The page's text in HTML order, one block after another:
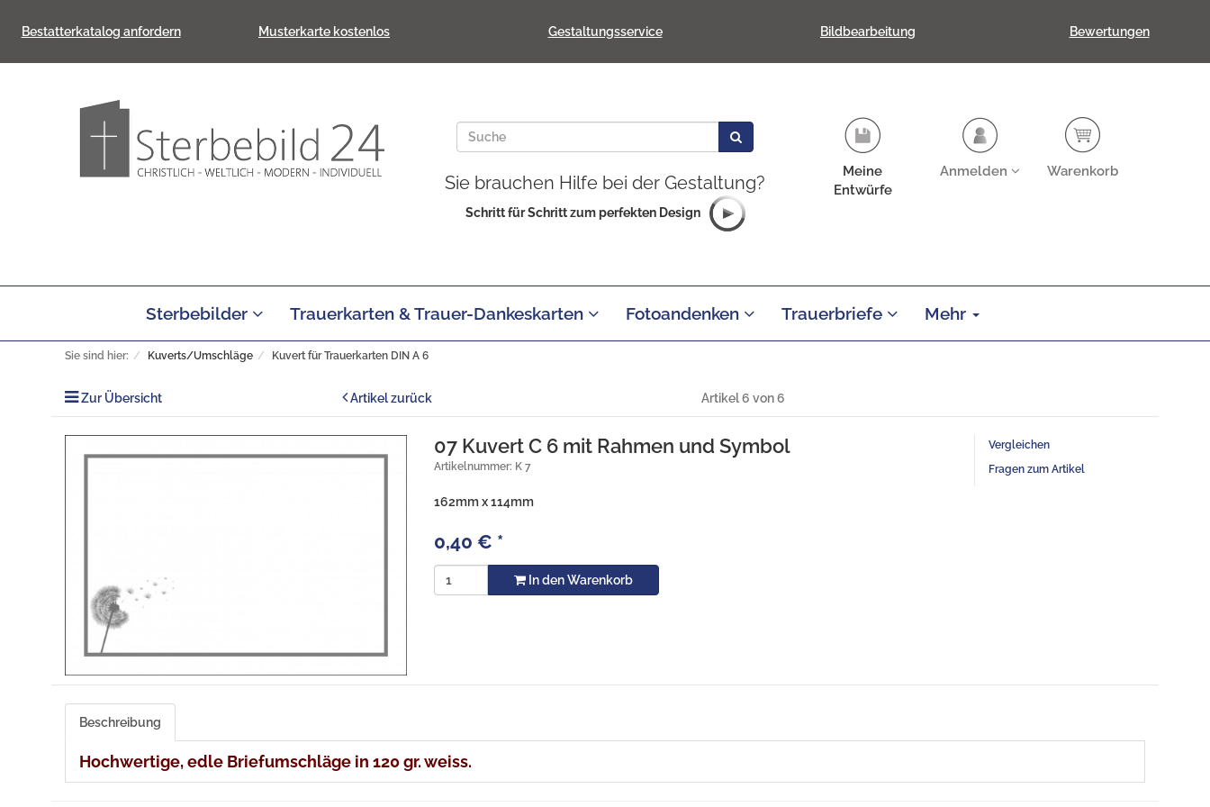
Bestatterkatalog anfordern Musterkarte kostenlos Gestaltungsservice Bildbearbeitung Bewertungen
Sie brauchen Hilfe bei der Gestaltung?
Schritt für Schritt zum perfekten Design
Meine
Entwürfe
Anmelden Warenkorb
Sterbebilder Trauerkarten & Trauer-Dankeskarten Fotoandenken Trauerbriefe Mehr
Sie sind hier: Kuverts/Umschläge Kuvert für Trauerkarten DIN A 6
Zur Übersicht Artikel zurück Artikel 6 von 6
07 Kuvert C 6 mit Rahmen und Symbol
Artikelnummer: K 7
162mm x 114mm
0,40 € *
In den Warenkorb
Vergleichen
Fragen zum Artikel
Beschreibung
Hochwertige, edle Briefumschläge in 120 gr. weiss.